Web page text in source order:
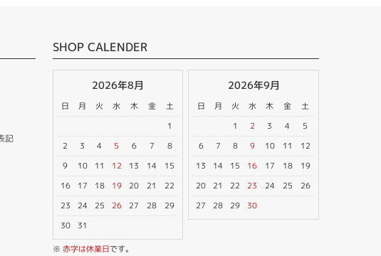
記
SHOP CALENDER
2026年8月
日 月 火 水 木 金
土
1
2
3 4 5 6 7
8
9
10 11 12 13 14
15
16
17 18 19 20 21
22
23
24 25 26 27 28
29
30
31
2026年9月
日 月 火 水 木 金
土
1
2 3 4
5
6
7 8 9 10 11
12
13
14 15 16 17 18
19
20
21 22 23 24 25
26
27
28 29 30
※ 赤字は休業日です。